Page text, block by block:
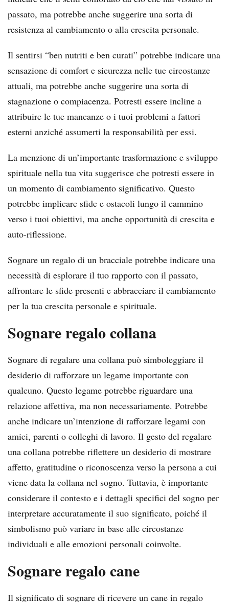
passato, ma potrebbe anche suggerire una sorta di
resistenza al cambiamento o alla crescita personale.
Il sentirsi “ben nutriti e ben curati” potrebbe indicare una
sensazione di comfort e sicurezza nelle tue circostanze
attuali, ma potrebbe anche suggerire una sorta di
stagnazione o compiacenza. Potresti essere incline a
attribuire le tue mancanze o i tuoi problemi a fattori
esterni anziché assumerti la responsabilità per essi.
La menzione di un’importante trasformazione e sviluppo
spirituale nella tua vita suggerisce che potresti essere in
un momento di cambiamento significativo. Questo
potrebbe implicare sfide e ostacoli lungo il cammino
verso i tuoi obiettivi, ma anche opportunità di crescita e
auto-riflessione.
Sognare un regalo di un bracciale potrebbe indicare una
necessità di esplorare il tuo rapporto con il passato,
affrontare le sfide presenti e abbracciare il cambiamento
per la tua crescita personale e spirituale.
Sognare regalo collana
Sognare di regalare una collana può simboleggiare il
desiderio di rafforzare un legame importante con
qualcuno. Questo legame potrebbe riguardare una
relazione affettiva, ma non necessariamente. Potrebbe
anche indicare un’intenzione di rafforzare legami con
amici, parenti o colleghi di lavoro. Il gesto del regalare
una collana potrebbe riflettere un desiderio di mostrare
affetto, gratitudine o riconoscenza verso la persona a cui
viene data la collana nel sogno. Tuttavia, è importante
considerare il contesto e i dettagli specifici del sogno per
interpretare accuratamente il suo significato, poiché il
simbolismo può variare in base alle circostanze
individuali e alle emozioni personali coinvolte.
Sognare regalo cane
Il significato di sognare di ricevere un cane in regalo